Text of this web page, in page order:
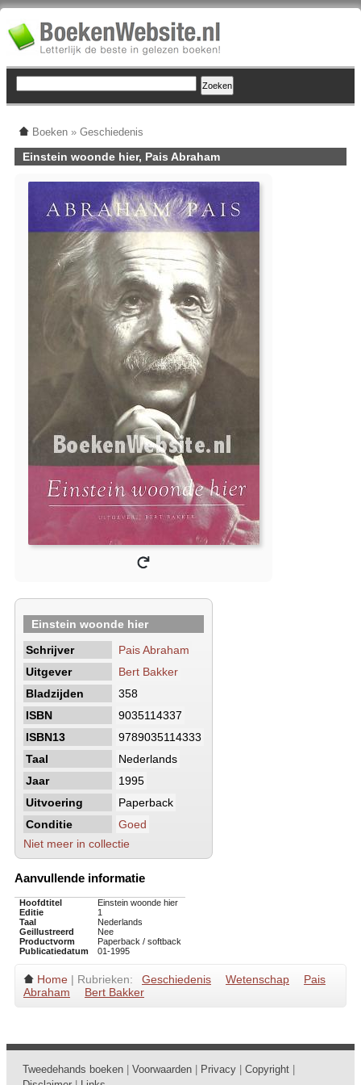
Boeken » Geschiedenis
Einstein woonde hier, Pais Abraham
Einstein woonde hier
Schrijver
Pais Abraham
Uitgever
Bert Bakker
Bladzijden
358
ISBN
9035114337
ISBN13
9789035114333
Taal
Nederlands
Jaar
1995
Uitvoering
Paperback
Conditie
Goed
Niet meer in collectie
Aanvullende informatie
Hoofdtitel
Einstein woonde hier
Editie
1
Taal
Nederlands
Geillustreerd
Nee
Productvorm
Paperback / softback
Publicatiedatum
01-1995
Home | Rubrieken: Geschiedenis Wetenschap
Pais
Abraham
Bert Bakker
Tweedehands boeken Voorwaarden Privacy Copyright